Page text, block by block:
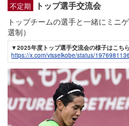
不定期 トップ選手交流会
トップチームの選手と一緒にミニ
選制）
▼2025年度トップ選手交流会の様子はこちら
https://x.com/visselkobe/status/